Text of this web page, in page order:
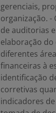
gerenciais,
organização.
de auditorias
elaboração
diferentes
financeiras à
identificação
corretivas
indicadores